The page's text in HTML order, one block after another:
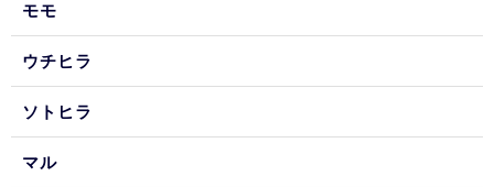
モモ
ウチヒラ
ソトヒラ
マル